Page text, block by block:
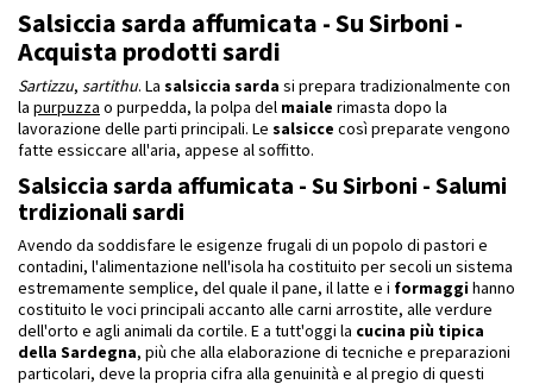
Salsiccia sarda affumicata - Su Sirboni -
Acquista prodotti sardi
Sartizzu, sartithu. La salsiccia sarda si prepara tradizionalmente con
la purpuzza o purpedda, la polpa del maiale rimasta dopo la
lavorazione delle parti principali. Le salsicce così preparate vengono
fatte essiccare all'aria, appese al soffitto.
Salsiccia sarda affumicata - Su Sirboni - Salumi
trdizionali sardi
Avendo da soddisfare le esigenze frugali di un popolo di pastori e
contadini, l'alimentazione nell'isola ha costituito per secoli un sistema
estremamente semplice, del quale il pane, il latte e i formaggihanno
costituito le voci principali accanto alle carni arrostite, alle verdure
dell'orto e agli animali da cortile. E a tutt'oggi la cucina più tipica
della Sardegna, più che alla elaborazione di tecniche e preparazioni
particolari, deve la propria cifra alla genuinità e al pregio di questi